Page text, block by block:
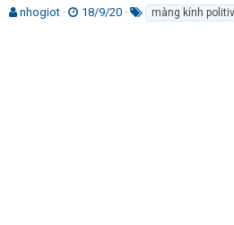
T
nhogiot
N
18/9/20 màng kính politiv